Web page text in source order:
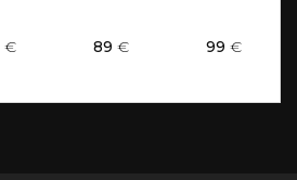
€ 89 € 99 €